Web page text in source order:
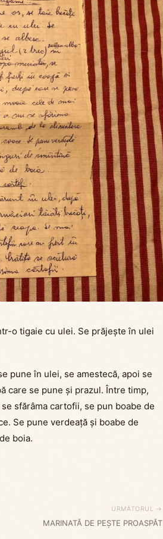
o tigaie cu ulei. Se prăjește în ulei
pune în ulei, se amestecă, apoi se
care se pune și prazul. Între timp,
sfărâma cartofii, se pun boabe de
Se pune verdeață și boabe de
boia.
URMĂTORUL →
MARINATĂ DE PEȘTE PROASPĂT